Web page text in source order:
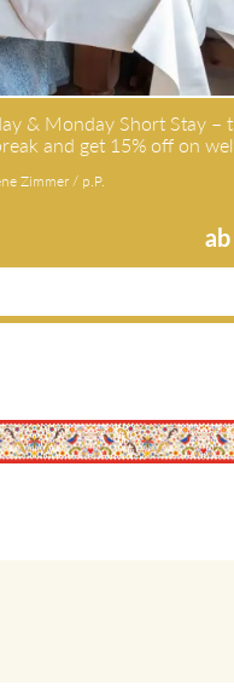
& Monday Short Stay –
and get 15% off on
Zimmer / p.P.